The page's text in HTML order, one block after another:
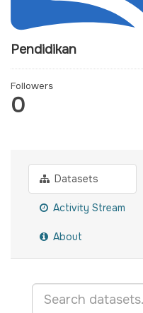
Pendidikan
Followers
0
Datasets
Activity Stream
About